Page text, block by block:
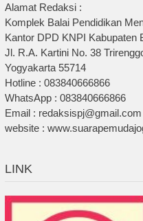
Alamat Redaksi :
Komplek Balai Pendidikan
Kantor DPD KNPI Kabupaten
Jl. R.A. Kartini No. 38
Yogyakarta 55714
Hotline : 083840666866
WhatsApp : 083840666866
Email : redaksispj@gmail.com
website :
LINK